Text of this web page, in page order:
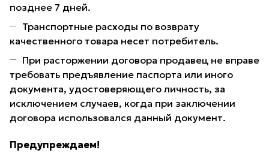
позднее 7 дней.
Транспортные расходы по возврату
качественного товара несет потребитель.
При расторжении договора продавец не вправе
требовать предъявление паспорта или иного
документа, удостоверяющего личность, за
исключением случаев, когда при заключении
договора использовался данный документ.
Предупреждаем!